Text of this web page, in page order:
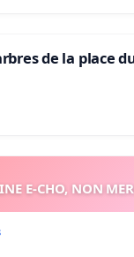
de la place
E-CHO, NON